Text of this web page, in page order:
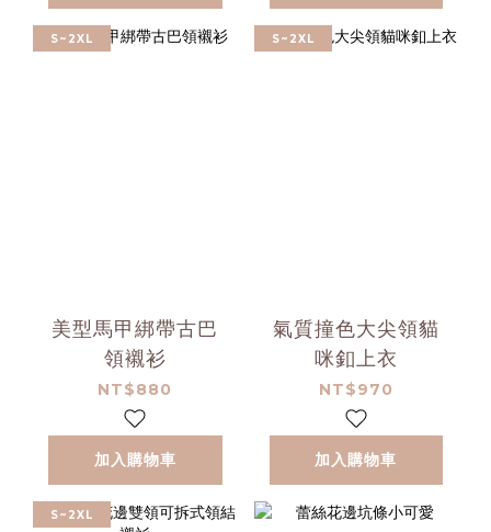
S~2XL
美型馬甲綁帶古巴
領襯衫
NT$880
加入購物車
S~2XL
氣質撞色大尖領貓
咪釦上衣
NT$970
加入購物車
S~2XL